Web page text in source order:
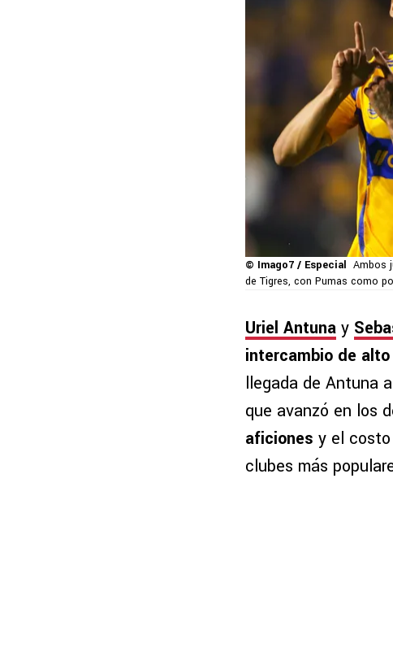
© Imago7 / Especial Ambos
de Tigres, con Pumas como
Uriel Antuna y
intercambio de
llegada de Antuna
que avanzó en los
aficiones y el
clubes más